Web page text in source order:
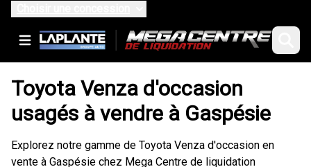
Toyota Venza d'occasion
usagés à vendre à Gaspésie
Explorez notre gamme de Toyota Venza d'occasion en
vente à Gaspésie chez Mega Centre de liquidation